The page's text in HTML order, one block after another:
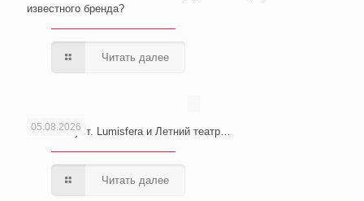
известного бренда?
Читать далее
05.08.2026
Сочи. Август. Lumisfera и Летний театр…
Читать далее